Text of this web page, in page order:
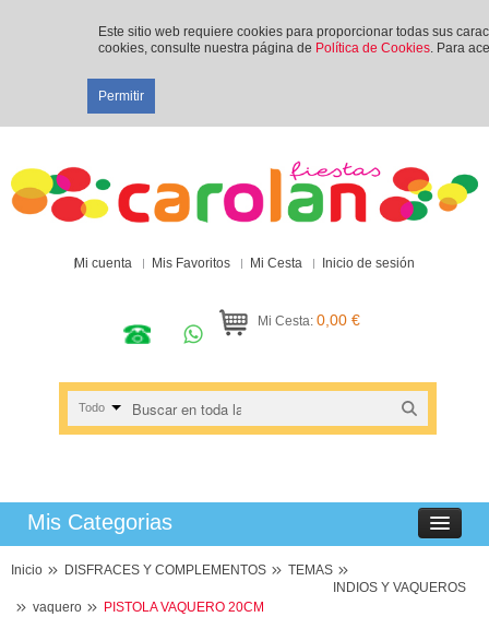
Este sitio web requiere cookies para proporcionar todas sus
cookies, consulte nuestra página de Política de Cookies. Para
Permitir
Mi cuenta Mis Favoritos Mi Cesta Inicio de sesión
Mi Cesta: 0,00 €
Todo
Mis Categorias
Inicio DISFRACES Y COMPLEMENTOS
TEMAS
INDIOS Y VAQUEROS
vaquero
PISTOLA VAQUERO 20CM